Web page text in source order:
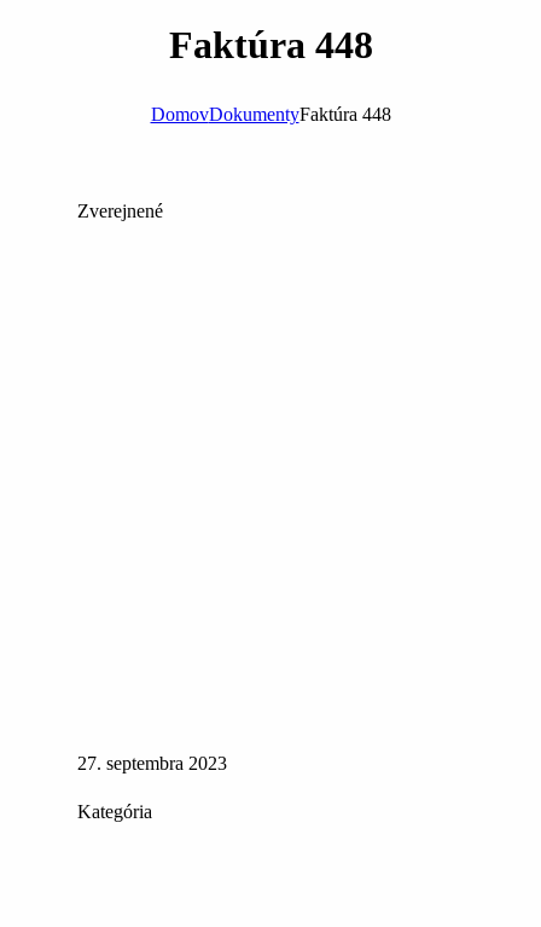
Faktúra 448
DomovDokumentyFaktúra 448
Zverejnené
27. septembra 2023
Kategória